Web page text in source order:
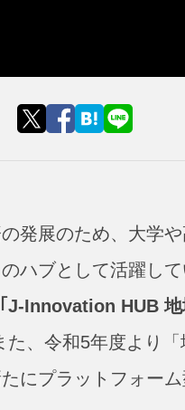
発展のため、大学
ハブとして活躍し
｢J-Innovation HUB
、令和5年度より
にプラットフォー